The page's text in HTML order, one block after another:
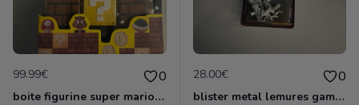
99.99€ 0
boite figurine super mario shfiguarts nruve blister
28.00€ 0
blister metal lemures games worshop neuf nlister